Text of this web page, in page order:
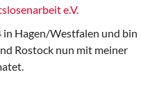
e.V.
Hagen/Westfalen und bin
Rostock nun mit meiner